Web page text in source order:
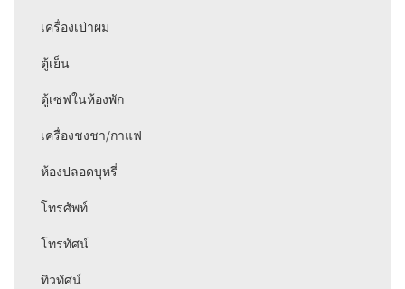
เครื่องเป่าผม
ตู้เย็น
ตู้เซฟในห้องพัก
เครื่องชงชา/กาแฟ
ห้องปลอดบุหรี่
โทรศัพท์
โทรทัศน์
ทิวทัศน์